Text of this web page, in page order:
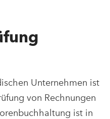
Unternehmen ist
von Rechnungen
ist in